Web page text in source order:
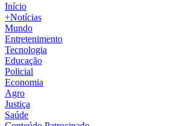
Início
+Notícias
Mundo
Entretenimento
Tecnologia
Educação
Policial
Economia
Agro
Justiça
Saúde